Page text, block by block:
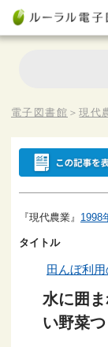
電子図書館 ＞現代
『現代農業』 1998
タイトル
田んぼ利用
水に囲
い野菜つ